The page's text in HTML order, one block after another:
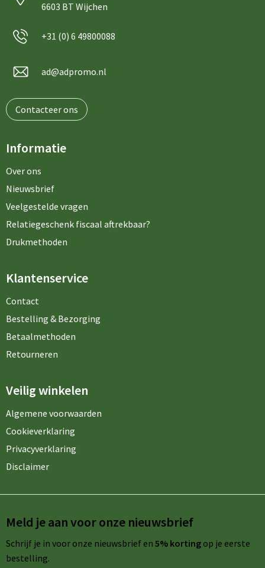
6603 BT Wijchen
+31 (0) 6 49800088
ad@adpromo.nl
Contacteer ons
Informatie
Over ons
Nieuwsbrief
Veelgestelde vragen
Relatiegeschenk fiscaal aftrekbaar?
Drukmethoden
Klantenservice
Contact
Bestelling & Bezorging
Betaalmethoden
Retourneren
Veilig winkelen
Algemene voorwaarden
Cookieverklaring
Privacyverklaring
Disclaimer
Meld je aan voor onze nieuwsbrief
Schrijf je in voor onze nieuwsbrief en 5% kortingop je eerste
bestelling.